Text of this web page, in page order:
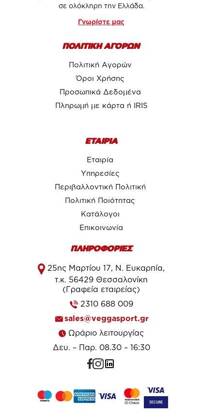
σε ολόκληρη την Ελλάδα.
Γνωρίστε μας
ΠΟΛΙΤΙΚΗ ΑΓΟΡΩΝ
Πολιτική Αγορών
Όροι Χρήσης
Προσωπικά Δεδομένα
Πληρωμή με κάρτα ή IRIS
ΕΤΑΙΡΙΑ
Εταιρία
Υπηρεσίες
Περιβαλλοντική Πολιτική
Πολιτική Ποιότητας
Κατάλογοι
Επικοινωνία
ΠΛΗΡΟΦΟΡΙΕΣ
25ης Μαρτίου 17, Ν. Ευκαρπία,
τ.κ. 56429 Θεσσαλονίκη
(Γραφεία εταιρείας)
2310 688 009
sales@veggasport.gr
Ωράριο λειτουργίας
Δευ. – Παρ. 08.30 – 16:30